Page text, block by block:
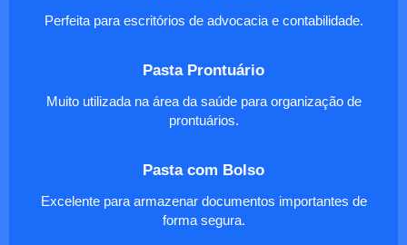
Perfeita para escritórios de advocacia e contabilidade.
Pasta Prontuário
Muito utilizada na área da saúde para organização de
prontuários.
Pasta com Bolso
Excelente para armazenar documentos importantes de
forma segura.